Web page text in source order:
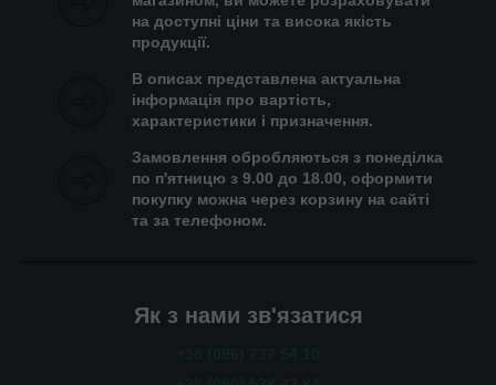
на доступні ціни та висока якість
продукції.
В описах представлена актуальна
інформація про вартість,
характеристики і призначення.
Замовлення обробляються з понеділка
по п'ятницю з 9.00 до 18.00, оформити
покупку можна через корзину на сайті
та за телефоном.
Як з нами зв'язатися